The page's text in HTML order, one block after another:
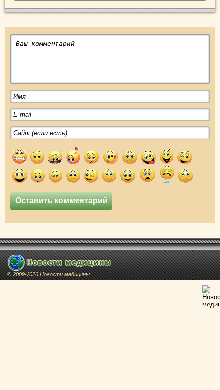
© 2009-2026 Новости медицины